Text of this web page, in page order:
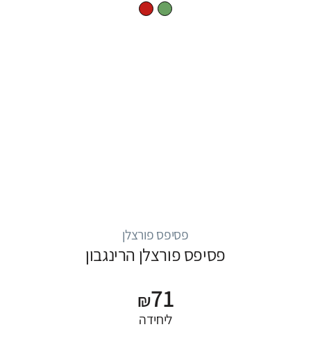
פסיפס פורצלן
פסיפס פורצלן הרינגבון
₪71
ליחידה